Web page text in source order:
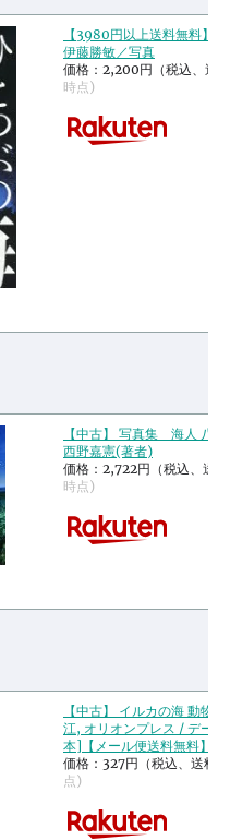
【3980円以上送料無料】
伊藤勝敏／写真
価格：2,200円（税込、送
時点)
【中古】 写真集 海人 八
西野嘉憲(著者)
価格：2,722円（税込、送
時点)
【中古】 イルカの海 動物
江, オリオンプレス / デー
本]【メール便送料無料】【
価格：327円（税込、送料
点)